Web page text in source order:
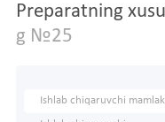
Preparatning
g №25
Ishlab chiqaruvchi